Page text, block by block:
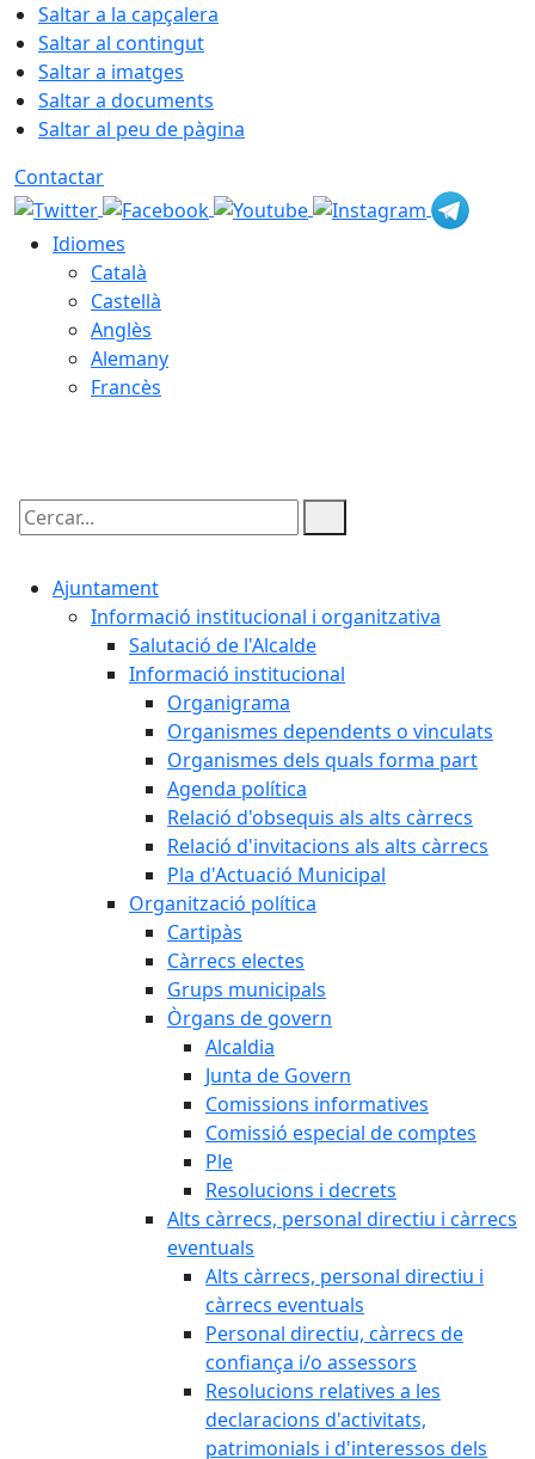
Saltar a la capçalera
Saltar al contingut
Saltar a imatges
Saltar a documents
Saltar al peu de pàgina
Contactar
Idiomes
Català
Castellà
Anglès
Alemany
Francès
Cercar:
Ajuntament
Informació institucional i organitzativa
Salutació de l'Alcalde
Informació institucional
Organigrama
Organismes dependents o vinculats
Organismes dels quals forma part
Agenda política
Relació d'obsequis als alts càrrecs
Relació d'invitacions als alts càrrecs
Pla d'Actuació Municipal
Organització política
Cartipàs
Càrrecs electes
Grups municipals
Òrgans de govern
Alcaldia
Junta de Govern
Comissions informatives
Comissió especial de comptes
Ple
Resolucions i decrets
Alts càrrecs, personal directiu i càrrecs
eventuals
Alts càrrecs, personal directiu i
càrrecs eventuals
Personal directiu, càrrecs de
confiança i/o assessors
Resolucions relatives a les
declaracions d'activitats,
patrimonials i d'interessos dels